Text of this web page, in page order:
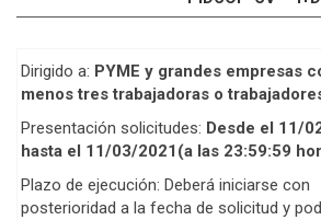
Dirigido a: PYME y grandes empresas
menos tres trabajadoras o
Presentación solicitudes: Desde el 11/
hasta el 11/03/2021(a las 23:59:59
Plazo de ejecución: Deberá iniciarse con
posterioridad a la fecha de solicitud y